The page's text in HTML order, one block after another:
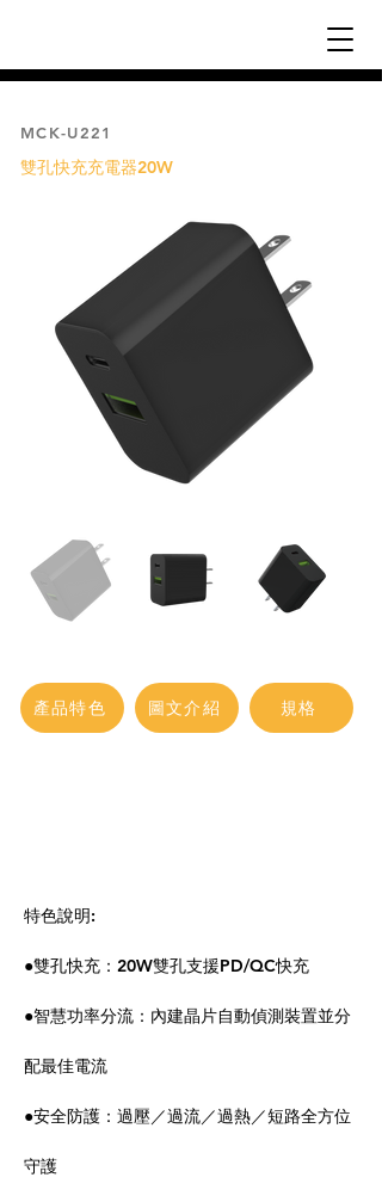
MCK-U221
雙孔快充充電器20W
產品特色 圖文介紹 規格
特色說明:
●雙孔快充：20W雙孔支援PD/QC快充
●智慧功率分流：內建晶片自動偵測裝置並分
配最佳電流
●安全防護：過壓／過流／過熱／短路全方位
守護